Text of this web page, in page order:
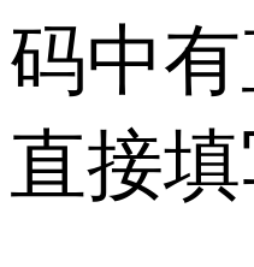
码中
直接